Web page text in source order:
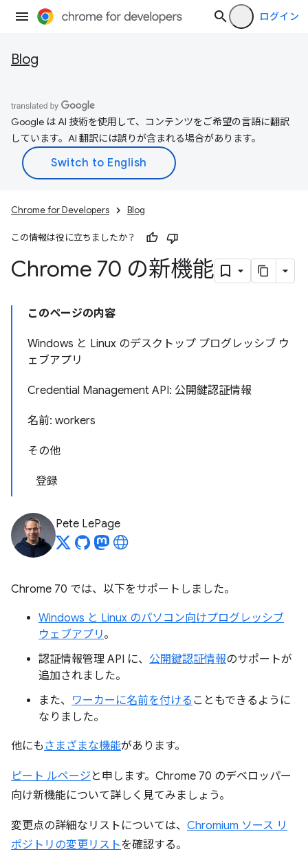
ログイン
Blog
Google は AI 技術を使用して、コンテンツをご希望の言語に翻訳
しています。AI 翻訳には誤りが含まれる場合があります。
Chrome for Developers Blog
この情報は役に立ちましたか？
Chrome 70 の新機能
このページの内容
Windows と Linux のデスクトップ プログレッシブ ウ
ェブアプリ
Credential Management API: 公開鍵認証情報
名前: workers
その他
登録
Pete LePage
Chrome 70 では、以下をサポートしました。
Windows と Linux のパソコン向けプログレッシブ
ウェブアプリ。
認証情報管理 API に、 公開鍵認証情報のサポートが
追加されました。
また、 ワーカーに名前を付ける こともできるように
なりました。
他にも さまざまな機能があります。
ピート ルページ と申します。Chrome 70 のデベロッパー
向け新機能について詳しく見てみましょう。
変更点の詳細なリストについては、 Chromium ソース リ
ポジトリの変更リストを確認する。